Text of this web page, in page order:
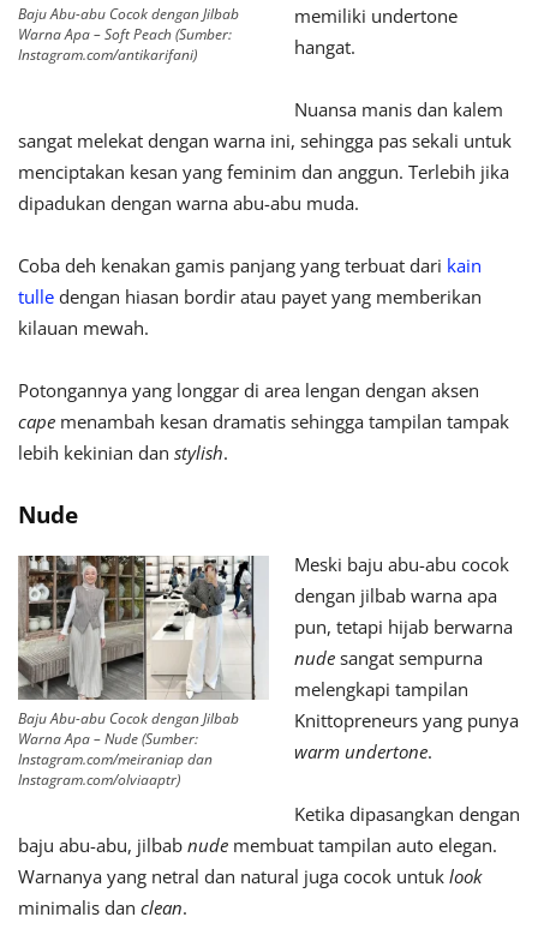
Baju Abu-abu Cocok dengan Jilbab
Warna Apa – Soft Peach (Sumber:
Instagram.com/antikarifani)
memiliki undertone
hangat.
Nuansa manis dan kalem
sangat melekat dengan warna ini, sehingga pas sekali untuk
menciptakan kesan yang feminim dan anggun. Terlebih jika
dipadukan dengan warna abu-abu muda.
Coba deh kenakan gamis panjang yang terbuat dari kain
tulle dengan hiasan bordir atau payet yang memberikan
kilauan mewah.
Potongannya yang longgar di area lengan dengan aksen
cape menambah kesan dramatis sehingga tampilan tampak
lebih kekinian dan stylish.
Nude
Baju Abu-abu Cocok dengan Jilbab
Warna Apa – Nude (Sumber:
Instagram.com/meiraniap dan
Instagram.com/olviaaptr)
Meski baju abu-abu cocok
dengan jilbab warna apa
pun, tetapi hijab berwarna
nude sangat sempurna
melengkapi tampilan
Knittopreneurs yang punya
warm undertone.
Ketika dipasangkan dengan
baju abu-abu, jilbab nude membuat tampilan auto elegan.
Warnanya yang netral dan natural juga cocok untuk look
minimalis dan clean.